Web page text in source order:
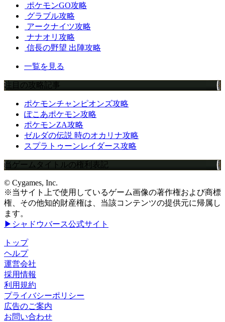
ポケモンGO攻略
グラブル攻略
アークナイツ攻略
ナナオリ攻略
信長の野望 出陣攻略
一覧を見る
注目の攻略記事
ポケモンチャンピオンズ攻略
ぽこあポケモン攻略
ポケモンZA攻略
ゼルダの伝説 時のオカリナ攻略
スプラトゥーンレイダース攻略
当ゲームタイトルの権利表記
© Cygames, Inc.
※当サイト上で使用しているゲーム画像の著作権および商標
権、その他知的財産権は、当該コンテンツの提供元に帰属し
ます。
▶シャドウバース公式サイト
トップ
ヘルプ
運営会社
採用情報
利用規約
プライバシーポリシー
広告のご案内
お問い合わせ